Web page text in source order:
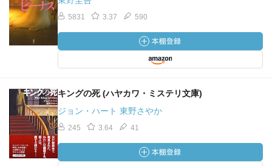
5831 3.37 590
キングの死 (ハヤカワ・ミステリ文庫)
ジョン・ハート 東野さやか
245 3.64 41